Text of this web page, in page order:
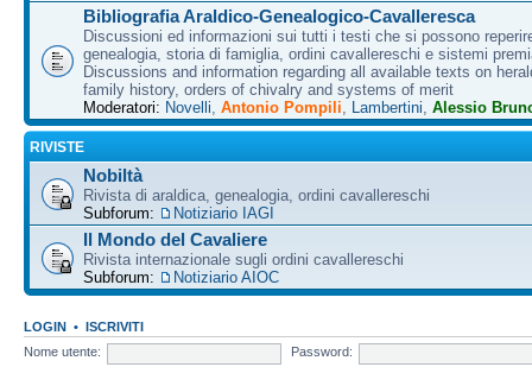
Bibliografia Araldico-Genealogico-Cavalleresca
Discussioni ed informazioni sui tutti i testi che si possono
genealogia, storia di famiglia, ordini cavallereschi e sistemi
Discussions and information regarding all available texts on
family history, orders of chivalry and systems of merit
Moderatori: Novelli Antonio Pompili Lambertini Alessio
RIVISTE
Nobiltà
Rivista di araldica, genealogia, ordini cavallereschi
Subforum:
Notiziario IAGI
Il Mondo del Cavaliere
Rivista internazionale sugli ordini cavallereschi
Subforum:
Notiziario AIOC
LOGIN • ISCRIVITI
Nome utente:
Password: